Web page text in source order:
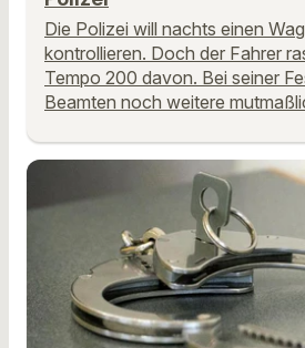
Die Polizei will nachts einen
kontrollieren. Doch der Fahrer
Tempo 200 davon. Bei seiner
Beamten noch weitere